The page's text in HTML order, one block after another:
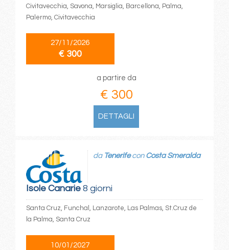
Civitavecchia, Savona, Marsiglia, Barcellona, Palma,
Palermo, Civitavecchia
27/11/2026
€ 300
a partire da
€ 300
DETTAGLI
Isole Canarie8 giorni
da Tenerifecon Costa Smeralda
Santa Cruz, Funchal, Lanzarote, Las Palmas, St.Cruz de
la Palma, Santa Cruz
10/01/2027